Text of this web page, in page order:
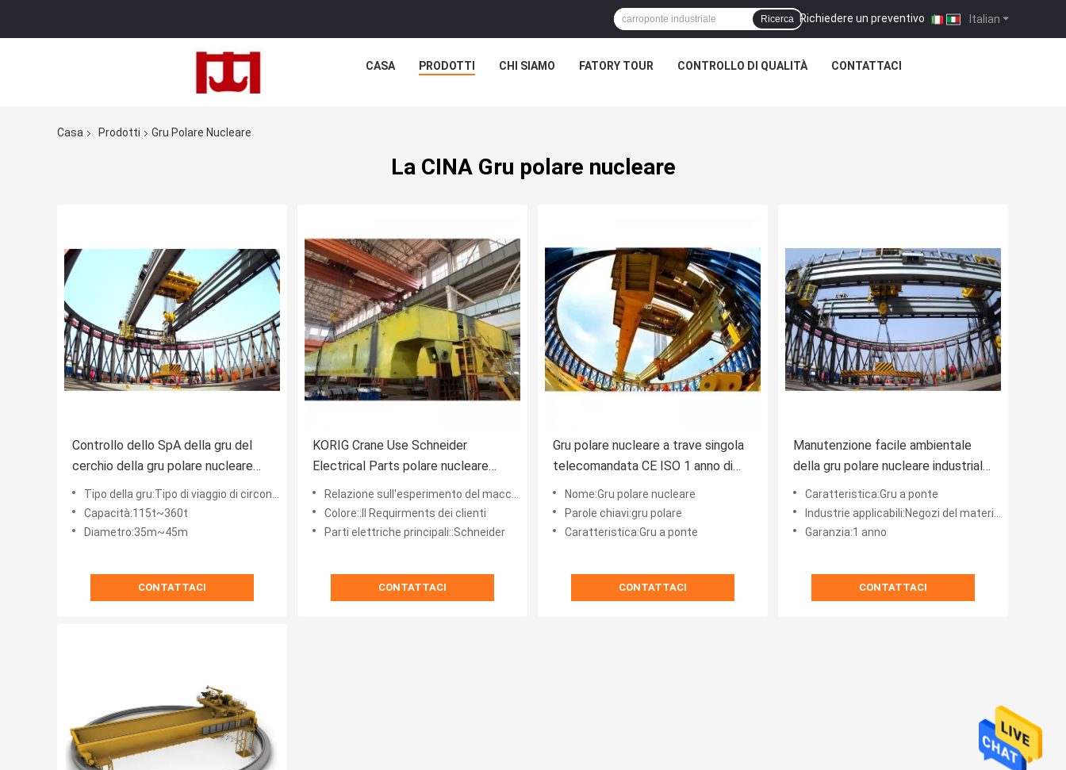
Italian
Richiedere un preventivo |
Ricerca
CASA PRODOTTI CHI SIAMO FATORY TOUR CONTROLLO DI QUALITÀ CONTATTACI
Casa Prodotti Gru Polare Nucleare
La CINA Gru polare nucleare
Controllo dello SpA della gru del
cerchio della gru polare nucleare
sopraelevata della doppia trave
115t~360t
Tipo della gru:Tipo di viaggio di circonduzione
Capacità:115t~360t
Diametro:35m~45m
CONTATTACI
KORIG Crane Use Schneider
Electrical Parts polare nucleare
sopraelevato elettrico
Relazione sull'esperimento del macchinario::Fornito
Colore::Il Requirments dei clienti
Parti elettriche principali::Schneider
CONTATTACI
Gru polare nucleare a trave singola
telecomandata CE ISO 1 anno di
garanzia
Nome:Gru polare nucleare
Parole chiavi:gru polare
Caratteristica:Gru a ponte
CONTATTACI
Manutenzione facile ambientale
della gru polare nucleare industriale
di rotazione di 360 gradi
Caratteristica:Gru a ponte
Industrie applicabili:Negozi del materiale da costruzione, officine riparazioni del macchinario
Garanzia:1 anno
CONTATTACI